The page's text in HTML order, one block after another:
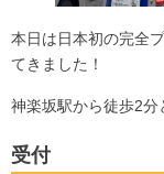
本日は日本初の完全
てきました！
神楽坂駅から徒歩2分
受付